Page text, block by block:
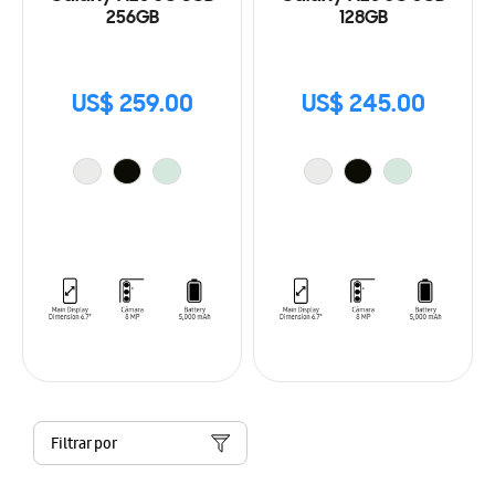
256GB
US$ 259.00
128GB
US$ 245.00
Filtrar por